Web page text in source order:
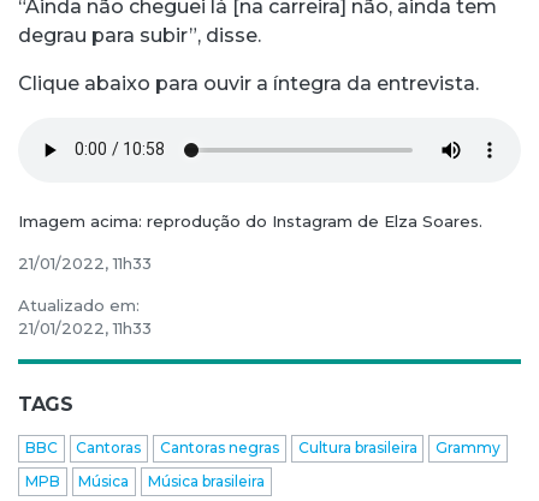
“Ainda não cheguei lá [na carreira] não, ainda tem
degrau para subir”, disse.
Clique abaixo para ouvir a íntegra da entrevista.
Imagem acima: reprodução do Instagram de Elza Soares.
21/01/2022, 11h33
Atualizado em:
21/01/2022, 11h33
TAGS
BBC Cantoras Cantoras negras Cultura brasileira
Grammy
MPB
Música Música brasileira